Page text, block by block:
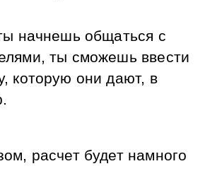
начнешь общаться с
ты сможешь ввести
которую они дают, в
расчет будет намного